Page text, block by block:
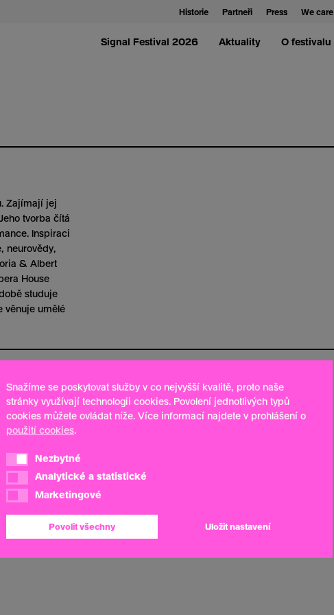
Historie
Partneři Press We care
Signal Festival 2026 Aktuality O festivalu
Zajímají jej
tvorba čítá
Inspiraci
neurovědy,
& Albert
House
studuje
věnuje umělé
Snažíme se poskytovat služby v co nejvyšší kvalitě, proto naše
stránky využívají technologii cookies. Povolení jednotlivých typů
cookies můžete ovládat níže. Více informací najdete v prohlášení o
použití cookies.
NezbytnéNezbytné
Analytické a statistické
Analytické a statistické
Marketingové
Marketingové
Povolit všechny Uložit nastavení